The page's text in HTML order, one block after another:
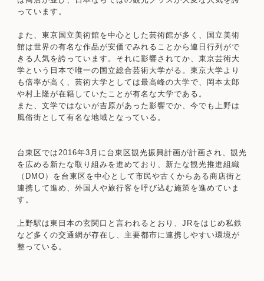
っています。
また、東京国立美術館を中心とした芸術館が多く、国立美術
館は世界の有名な作品が安価でみれることから連日行列がで
きる人気を誇っています。それに影響されてか、東京芸術大
学という日本で唯一の国立総合芸術大学がる。東京大学より
も倍率が高く、芸術大学としては最高峰の大学で、岡本太郎
や村上隆が在籍していたことが有名な大学である。
また、文学ではないが吉原があった影響でか、今でも上野は
風俗街として有名な地域となっている。
台東区では2016年3月に台東区観光振興計画が計画され、観光
を広める新たな取り組みを進めており、新たな観光推進組織
（DMO）を台東区を中心として市民や古くからある商店街と
連携して進め、外国人や旅行客を呼び込む施策を進めていま
す。
上野駅は東日本の玄関口と言われるとおり、JRをはじめ私鉄
など多くの交通網が存在し、主要都市に連携しやすい環境が
整っている。